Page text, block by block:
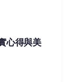
心得與美